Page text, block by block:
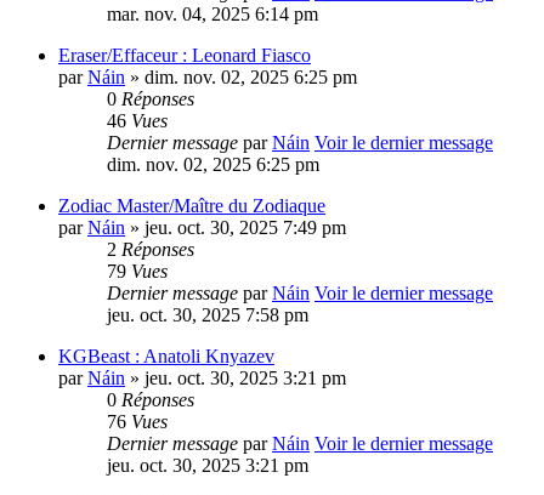
mar. nov. 04, 2025 6:14 pm
Eraser/Effaceur : Leonard Fiasco
parNáin » dim. nov. 02, 2025 6:25 pm
0 Réponses
46 Vues
Dernier message parNáin Voir le dernier message
dim. nov. 02, 2025 6:25 pm
Zodiac Master/Maître du Zodiaque
parNáin » jeu. oct. 30, 2025 7:49 pm
2 Réponses
79 Vues
Dernier message parNáin Voir le dernier message
jeu. oct. 30, 2025 7:58 pm
KGBeast : Anatoli Knyazev
parNáin » jeu. oct. 30, 2025 3:21 pm
0 Réponses
76 Vues
Dernier message parNáin Voir le dernier message
jeu. oct. 30, 2025 3:21 pm